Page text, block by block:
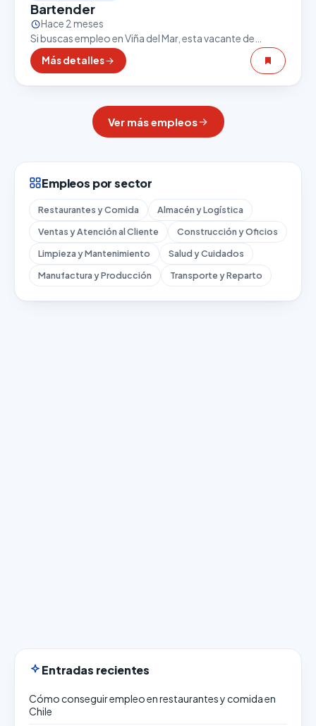
Bartender
Hace 2 meses
Si buscas empleo en Viña del Mar, esta vacante de
Bartender puede ser una excelente oportunidad. El
sector gastronómico es uno de los que…
Más detalles
Ver más empleos
Empleos por sector
Restaurantes y Comida
Almacén y Logística
Ventas y Atención al Cliente
Construcción y Oficios
Limpieza y Mantenimiento
Salud y Cuidados
Manufactura y Producción
Transporte y Reparto
Entradas recientes
Cómo conseguir empleo en restaurantes y comida en
Chile